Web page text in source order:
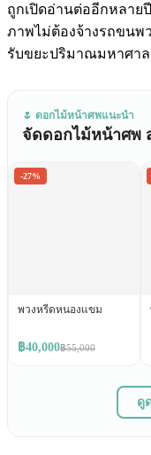
ถูกเปิดอ่านต่ออีกหลาย
ภาพไม่ต้องจ้างรถขนพ
รับขยะปริมาณมหาศา
🌷 ดอกไม้หน้าศพแนะนำ
จัดดอกไม้หน้าศพ
-27%
พวงหรีดหนองแขม
฿40,000฿55,000
ดู